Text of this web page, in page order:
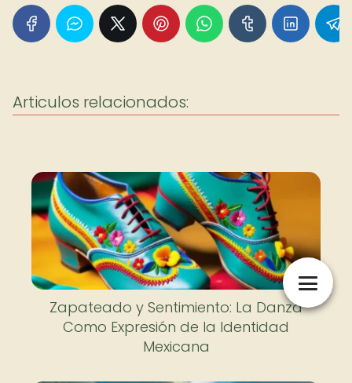
Articulos relacionados:
Zapateado y Sentimiento: La Danza
Como Expresión de la Identidad
Mexicana